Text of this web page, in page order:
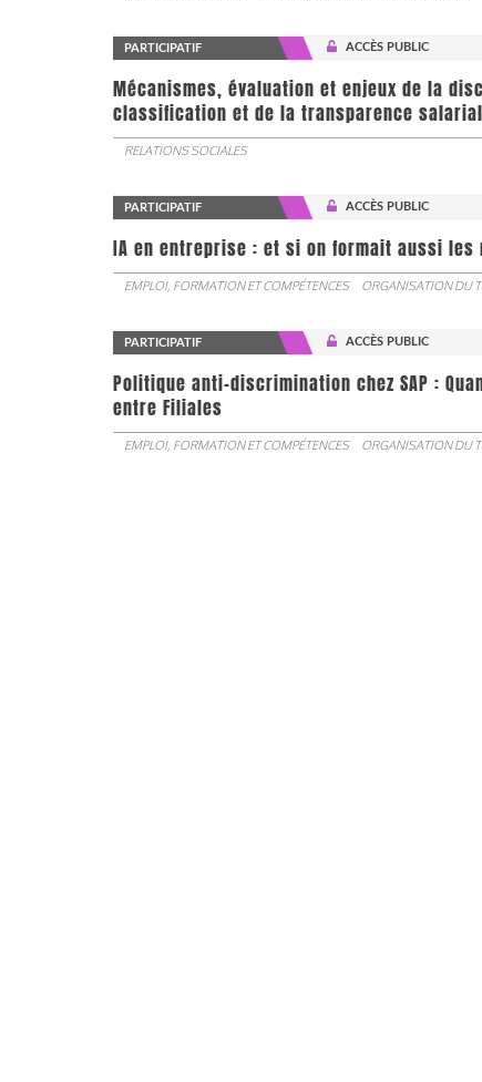
PARTICIPATIF ACCÈS PUBLIC
Mécanismes, évaluation et enjeux de la
classification et de la transparence
RELATIONS SOCIALES
PARTICIPATIF ACCÈS PUBLIC
IA en entreprise : et si on formait aussi les
EMPLOI, FORMATION ET COMPÉTENCES ORGANISATION DU
PARTICIPATIF ACCÈS PUBLIC
Politique anti-discrimination chez SAP :
entre Filiales
EMPLOI, FORMATION ET COMPÉTENCES ORGANISATION DU